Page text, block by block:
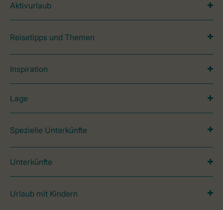
Aktivurlaub
Reisetipps und Themen
Inspiration
Lage
Spezielle Unterkünfte
Unterkünfte
Urlaub mit Kindern